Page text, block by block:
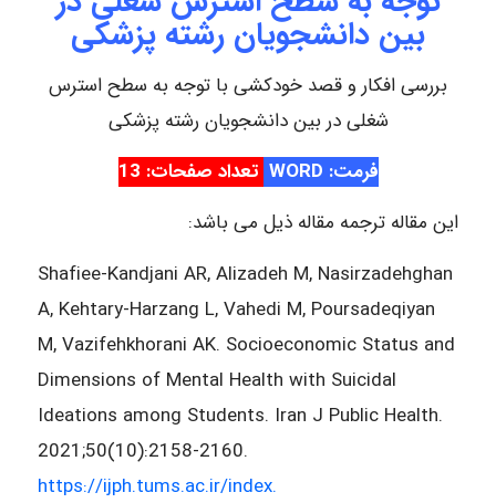
بین دانشجویان رشته پزشکی
بررسی افکار و قصد خودکشی با توجه به سطح استرس
شغلی در بین دانشجویان رشته پزشکی
فرمت: WORD
تعداد صفحات: 13
این مقاله ترجمه مقاله ذیل می باشد:
Shafiee-Kandjani AR, Alizadeh M, Nasirzadehghan
A, Kehtary-Harzang L, Vahedi M, Poursadeqiyan
M, Vazifehkhorani AK. Socioeconomic Status and
Dimensions of Mental Health with Suicidal
Ideations among Students. Iran J Public Health.
2021;50(10):2158-2160.
https://ijph.tums.ac.ir/index.